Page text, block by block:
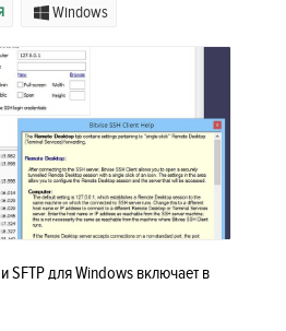
Windows
SFTP для Windows включает в